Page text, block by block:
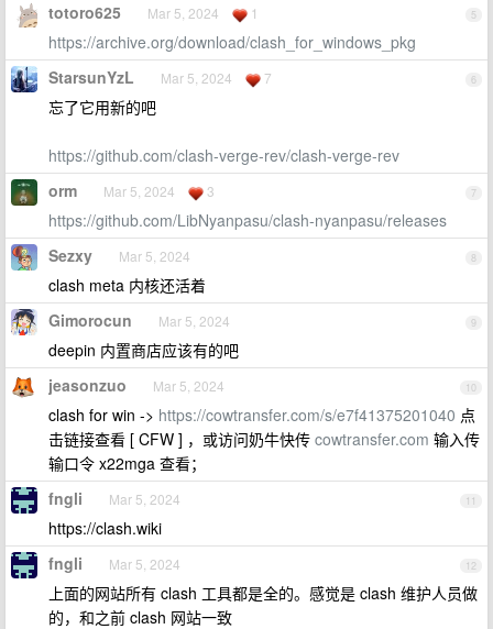
5
totoro625 Mar 5, 2024 1
https://archive.org/download/clash_for_windows_pkg
6
StarsunYzL Mar 5, 2024 7
忘了它用新的吧
https://github.com/clash-verge-rev/clash-verge-rev
7
orm Mar 5, 2024 3
https://github.com/LibNyanpasu/clash-nyanpasu/releases
8
Sezxy Mar 5, 2024
clash meta 内核还活着
9
Gimorocun Mar 5, 2024
deepin 内置商店应该有的吧
10
jeasonzuo Mar 5, 2024
clash for win -> https://cowtransfer.com/s/e7f41375201040 点
击链接查看 [ CFW ] ，或访问奶牛快传 cowtransfer.com 输入传
输口令 x22mga 查看；
11
fngli Mar 5, 2024
https://clash.wiki
12
fngli Mar 5, 2024
上面的网站所有 clash 工具都是全的。感觉是 clash 维护人员做
的，和之前 clash 网站一致